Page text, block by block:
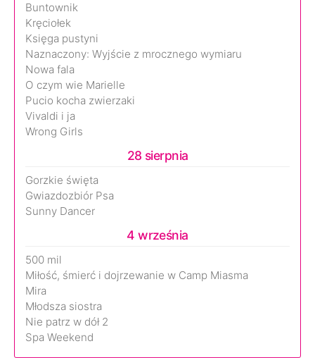
Buntownik
Kręciołek
Księga pustyni
Naznaczony: Wyjście z mrocznego wymiaru
Nowa fala
O czym wie Marielle
Pucio kocha zwierzaki
Vivaldi i ja
Wrong Girls
28 sierpnia
Gorzkie święta
Gwiazdozbiór Psa
Sunny Dancer
4 września
500 mil
Miłość, śmierć i dojrzewanie w Camp Miasma
Mira
Młodsza siostra
Nie patrz w dół 2
Spa Weekend